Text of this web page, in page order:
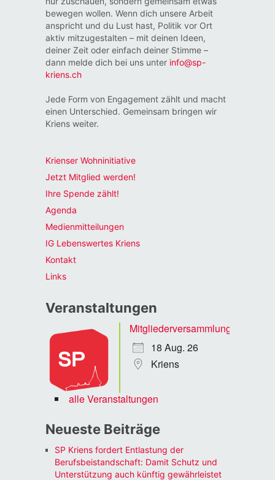
bewegen wollen. Wenn dich unsere Arbeit
anspricht und du Lust hast, Politik vor Ort
aktiv mitzugestalten – mit deinen Ideen,
deiner Zeit oder einfach deiner Stimme –
dann melde dich bei uns unter info@sp-
kriens.ch
Jede Form von Engagement zählt und macht
einen Unterschied. Gemeinsam bringen wir
Kriens weiter.
Krienser Wohninitiative
Jetzt Mitglied werden!
Ihre Spende zählt!
Agenda
Medienmitteilungen
IG Lebenswertes Kriens
Kontakt
Links
Veranstaltungen
Mitgliederversammlung
18 Aug. 26
Kriens
alle Veranstaltungen
Neueste Beiträge
SP Kriens fordert Entlastung der
Berufsbeistandschaft: Damit Schutz und
Unterstützung auch künftig gewährleistet